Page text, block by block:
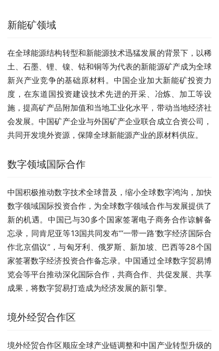
新能矿领域
在全球能源结构转型和新能源技术迅猛发展的背景下，以稀
土、石墨、锂、镍、钴和铜等为代表的新能源矿产成为全球
新兴产业竞争的基础原材料。中国企业加大新能矿投资力
度，在东道国投资建设技术先进的开采、冶炼、加工等设
施，提高矿产品附加值和当地工业化水平，带动当地经济社
会发展。中国矿产企业与外国矿产企业联合成立合资公司，
共同开发境外资源，保障全球新能源产业的原材料供应。
数字领域国际合作
中国积极推动数字技术全球普及，缩小全球数字鸿沟，加快
数字领域国际投资合作，为全球数字领域合作与发展提供了
新的机遇。中国已与30多个国家签署电子商务合作谅解备
忘录，同肯尼亚等13国共同发布“‘一带一路’数字经济国际合
作北京倡议”，与匈牙利、俄罗斯、新加坡、巴西等28个国
家签署数字经济投资合作备忘录。中国通过全球数字贸易博
览会等平台推动深化国际合作，共商合作、共促发展、共享
成果，将数字贸易打造成为经济发展的新引擎。
境外经贸合作区
境外经贸合作区顺应全球产业链调整和中国产业转型升级的